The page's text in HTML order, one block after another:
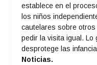
establece en el
los niños
cautelares sobre
pedir la visita igual.
desprotege las
Noticias.